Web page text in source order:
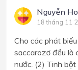
Nguyễn
18 tháng 11
Cho các phát
saccarozơ đều là
nước. (2) Tinh